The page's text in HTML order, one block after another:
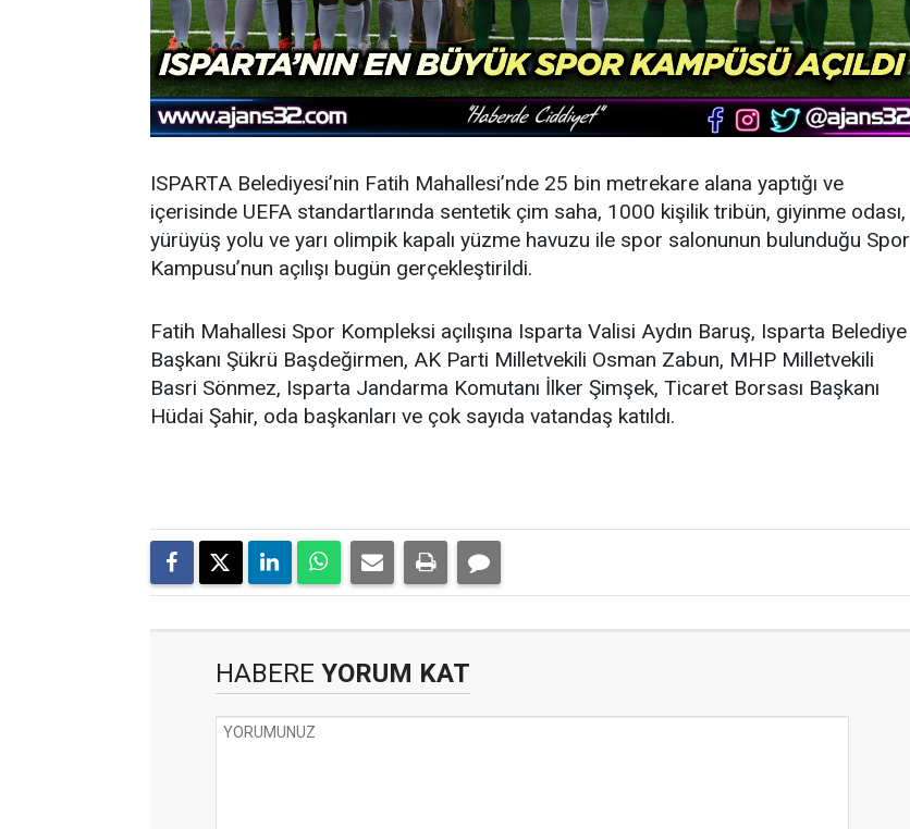
ISPARTA Belediyesi’nin Fatih Mahallesi’nde 25 bin metrekare alana yaptığı ve
içerisinde UEFA standartlarında sentetik çim saha, 1000 kişilik tribün, giyinme odası,
yürüyüş yolu ve yarı olimpik kapalı yüzme havuzu ile spor salonunun bulunduğu Spor
Kampusu’nun açılışı bugün gerçekleştirildi.
Fatih Mahallesi Spor Kompleksi açılışına Isparta Valisi Aydın Baruş, Isparta Belediye
Başkanı Şükrü Başdeğirmen, AK Parti Milletvekili Osman Zabun, MHP Milletvekili
Basri Sönmez, Isparta Jandarma Komutanı İlker Şimşek, Ticaret Borsası Başkanı
Hüdai Şahir, oda başkanları ve çok sayıda vatandaş katıldı.
HABERE YORUM KAT